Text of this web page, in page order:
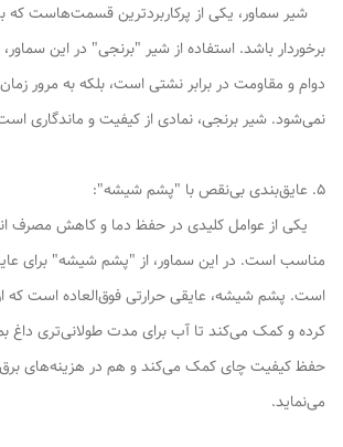
شیر سماور، یکی از پرکاربردترین قسمت‌هاست که
برخوردار باشد. استفاده از شیر "برنجی" در این
دوام و مقاومت در برابر نشتی است، بلکه به مرور
نمی‌شود. شیر برنجی، نمادی از کیفیت و ماندگاری
5. عایق‌بندی بی‌نقص با "پشم شیشه":
یکی از عوامل کلیدی در حفظ دما و کاهش مصرف
مناسب است. در این سماور، از "پشم شیشه" برای
است. پشم شیشه، عایقی حرارتی فوق‌العاده است که از
کرده و کمک می‌کند تا آب برای مدت طولانی‌تری داغ
حفظ کیفیت چای کمک می‌کند و هم در هزینه‌های
می‌نماید.